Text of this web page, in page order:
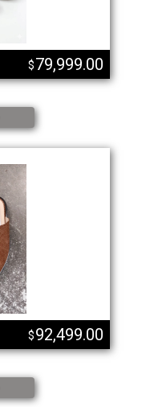
$79,999.00
$92,499.00